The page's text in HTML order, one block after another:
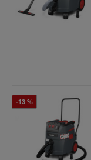
-13 %